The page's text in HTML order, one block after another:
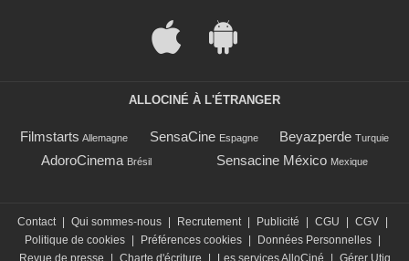
ALLOCINÉ À L'ÉTRANGER
Filmstarts Allemagne SensaCine Espagne Beyazperde Turquie
AdoroCinema Brésil Sensacine México Mexique
Contact Qui sommes-nous Recrutement Publicité CGU CGV
Politique de cookies
Préférences cookies Données Personnelles